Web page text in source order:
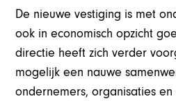
De nieuwe vestiging is met
ook in economisch opzicht
directie heeft zich verder
mogelijk een nauwe
ondernemers, organisaties